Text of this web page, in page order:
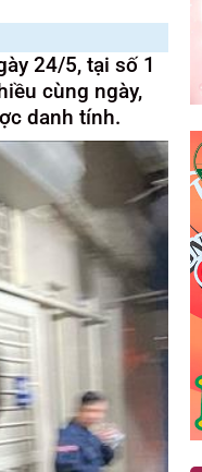
24/5, tại số 1
cùng ngày,
danh tính.